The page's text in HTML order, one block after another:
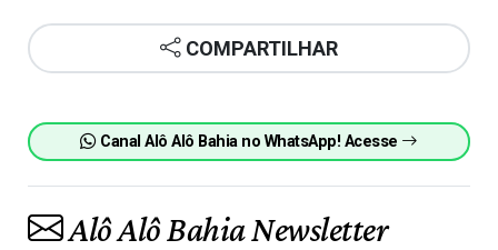
COMPARTILHAR
Canal Alô Alô Bahia no WhatsApp! Acesse
Alô Alô Bahia Newsletter